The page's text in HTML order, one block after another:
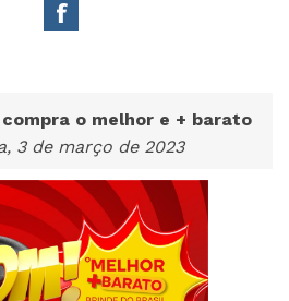
o melhor e + barato
3 de março de 2023